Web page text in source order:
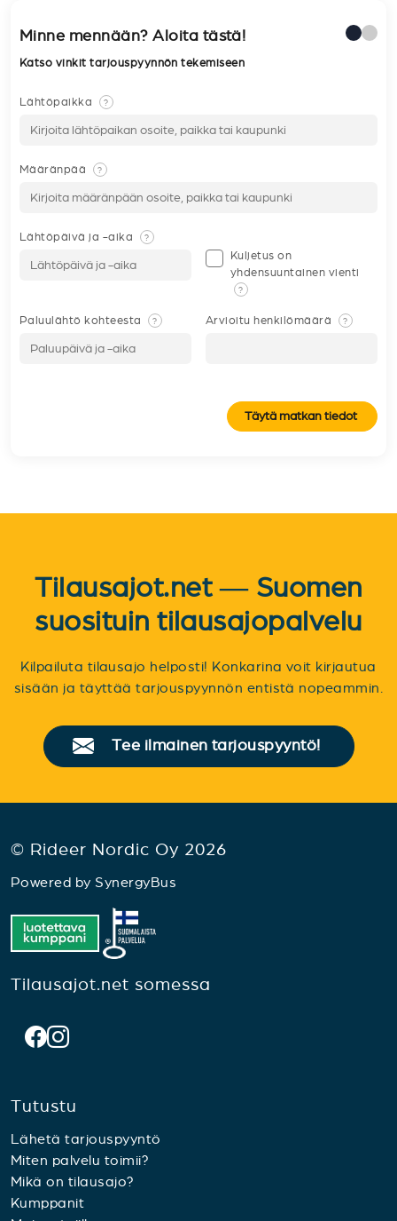
Minne mennään? Aloita tästä!
Katso vinkit tarjouspyynnön tekemiseen
Lähtöpaikka ?
Määränpää ?
Lähtöpäivä ja -aika ?
Kuljetus on
yhdensuuntainen vienti
?
Paluulähtö kohteesta ? Arvioitu henkilömäärä ?
Täytä matkan tiedot
Tilausajot.net — Suomen
suosituin tilausajopalvelu
Kilpailuta tilausajo helposti! Konkarina voit kirjautua
sisään ja täyttää tarjouspyynnön entistä nopeammin.
Tee ilmainen tarjouspyyntö!
© Rideer Nordic Oy 2026
Powered by SynergyBus
Tilausajot.net somessa
Tutustu
Lähetä tarjouspyyntö
Miten palvelu toimii?
Mikä on tilausajo?
Kumppanit